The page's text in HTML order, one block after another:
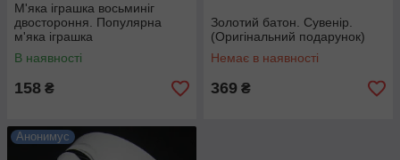
М'яка іграшка восьминіг
двостороння. Популярна
м'яка іграшка
В наявності
158 ₴
Золотий батон. Сувенір.
(Оригінальний подарунок)
Немає в наявності
369 ₴
Анонимус